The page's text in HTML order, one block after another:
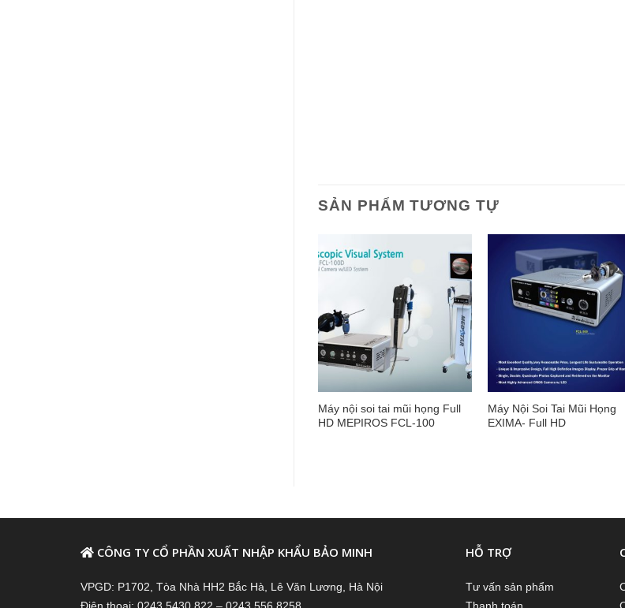
SẢN PHẨM TƯƠNG TỰ
Máy nội soi tai mũi họng Full
HD MEPIROS FCL-100
Máy Nội Soi Tai Mũi Họng
EXIMA- Full HD
CÔNG TY CỔ PHẦN XUẤT NHẬP KHẨU BẢO MINH
VPGD: P1702, Tòa Nhà HH2 Bắc Hà, Lê Văn Lương, Hà Nội
HỖ TRỢ
Tư vấn sản phẩm